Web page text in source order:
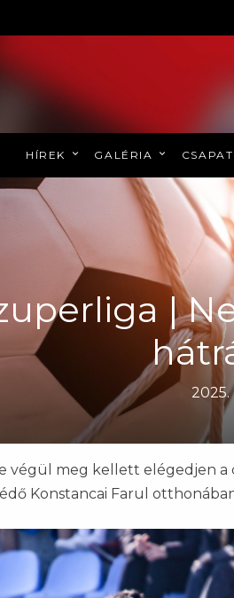
HÍREK GALÉRIA
|
2025.
végül meg kellett elégedjen
Konstancai Farul